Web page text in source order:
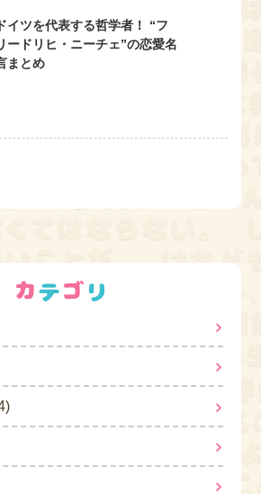
ドイツを代表する哲学者！ “フ
ードリヒ・ニーチェ”の恋愛名
まとめ